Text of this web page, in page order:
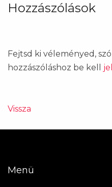
Hozzászólások
Fejtsd ki véleményed,
hozzászóláshoz be kell
Vissza
Menü